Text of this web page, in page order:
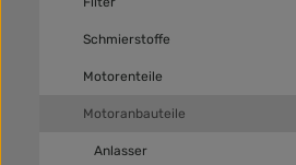
Schmierstoffe
Motorenteile
Motoranbauteile
Anlasser